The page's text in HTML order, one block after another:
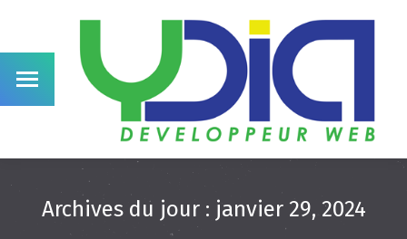
Archives du jour : janvier 29, 2024